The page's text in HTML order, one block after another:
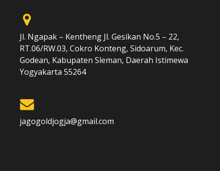
Jl. Ngapak – Kentheng Jl. Gesikan No.5 – 22,
RT.06/RW.03, Cokro Konteng, Sidoarum, Kec.
Godean, Kabupaten Sleman, Daerah Istimewa
Yogyakarta 55264
jagogoldjogja@gmail.com